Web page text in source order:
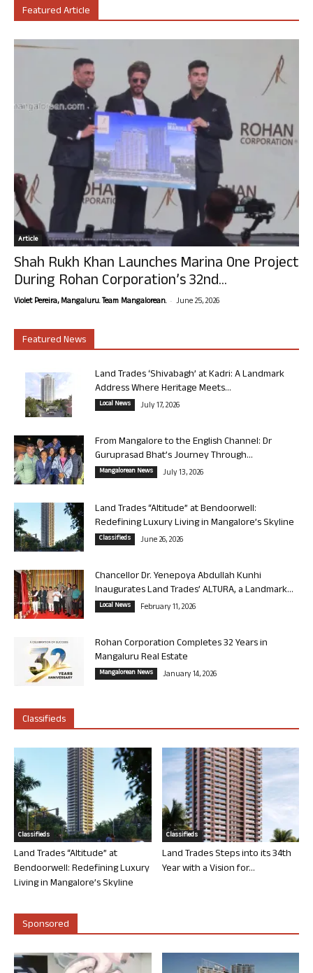
Featured Article
Article
Shah Rukh Khan Launches Marina One Project
During Rohan Corporation’s 32nd...
Violet Pereira, Mangaluru. Team Mangalorean. - June 25, 2026
Featured News
Land Trades ‘Shivabagh’ at Kadri: A Landmark
Address Where Heritage Meets...
Local News July 17, 2026
From Mangalore to the English Channel: Dr
Guruprasad Bhat’s Journey Through...
Mangalorean News July 13, 2026
Land Trades “Altitude” at Bendoorwell:
Redefining Luxury Living in Mangalore’s Skyline
Classifieds June 26, 2026
Chancellor Dr. Yenepoya Abdullah Kunhi
Inaugurates Land Trades’ ALTURA, a Landmark...
Local News February 11, 2026
Rohan Corporation Completes 32 Years in
Mangaluru Real Estate
Mangalorean News January 14, 2026
Classifieds
Classifieds
Land Trades “Altitude” at
Bendoorwell: Redefining Luxury
Living in Mangalore’s Skyline
Classifieds
Land Trades Steps into its 34th
Year with a Vision for...
Sponsored